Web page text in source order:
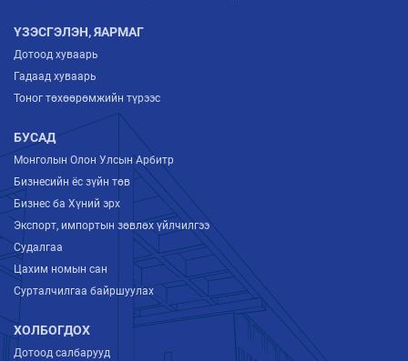
ҮЗЭСГЭЛЭН, ЯАРМАГ
Дотоод хуваарь
Гадаад хуваарь
Тоног төхөөрөмжийн түрээс
БУСАД
Монголын Олон Улсын Арбитр
Бизнесийн ёс зүйн төв
Бизнес ба Хүний эрх
Экспорт, импортын зөвлөх үйлчилгээ
Судалгаа
Цахим номын сан
Сурталчилгаа байршуулах
ХОЛБОГДОХ
Дотоод салбарууд